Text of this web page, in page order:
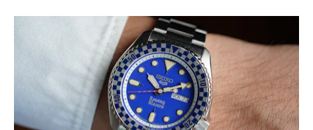
Introducing: セイコーとローイングブレザーズの第4弾コ
ラボレーションで、ラリーダイバーが復活！